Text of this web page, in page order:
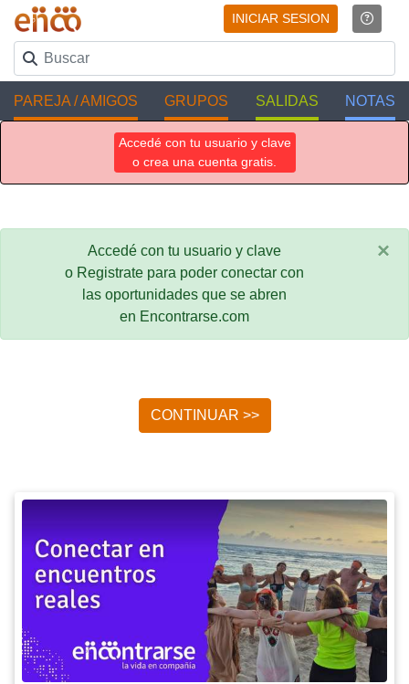
INICIAR SESION
PAREJA / AMIGOS GRUPOS SALIDAS NOTAS
Accedé con tu usuario y clave
o crea una cuenta gratis.
Accedé con tu usuario y clave
o Registrate para poder conectar con
las oportunidades que se abren
en Encontrarse.com
×
CONTINUAR >>